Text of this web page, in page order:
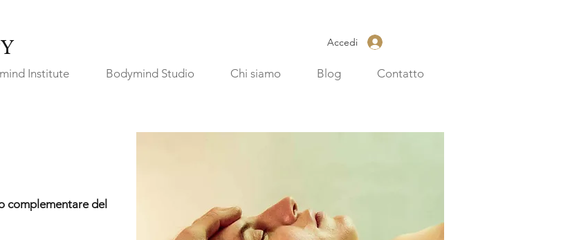
Institute Bodymind Studio Chi siamo Blog Contatto
Accedi
complementare del